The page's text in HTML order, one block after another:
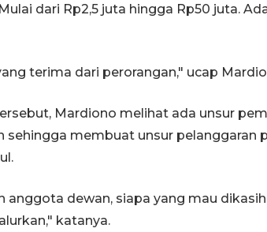
dari Rp2,5 juta hingga Rp50 juta.
terima dari perorangan," ucap
Mardiono melihat ada unsur
sehingga membuat unsur pelanggaran
anggota dewan, siapa yang mau
katanya.
Sidang